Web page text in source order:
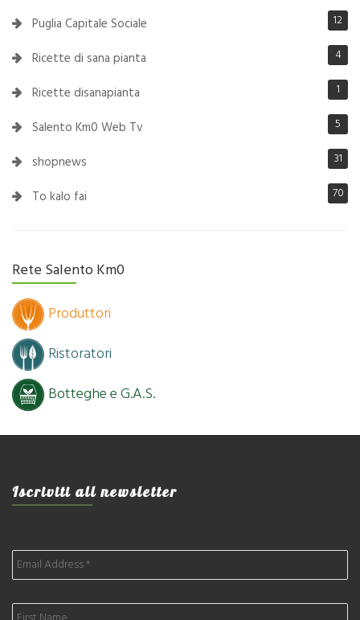
Puglia Capitale Sociale 12
Ricette di sana pianta 4
Ricette disanapianta 1
Salento Km0 Web Tv 5
shopnews 31
To kalo fai 70
Rete Salento Km0
Produttori
Ristoratori
Botteghe e G.A.S.
Iscriviti all newsletter